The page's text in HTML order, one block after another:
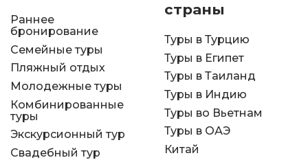
Раннее
бронирование
Семейные туры
Пляжный отдых
Молодежные туры
Комбинированные
туры
Экскурсионный тур
Свадебный тур
страны
Туры в Турцию
Туры в Египет
Туры в Таиланд
Туры в Индию
Туры во Вьетнам
Туры в ОАЭ
Китай